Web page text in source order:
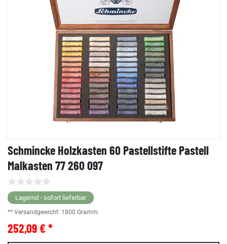
Schmincke Holzkasten 60 Pastellstifte Pastell
Malkasten 77 260 097
Lagernd - sofort lieferbar
** Versandgewicht: 1800 Gramm.
252,09 € *